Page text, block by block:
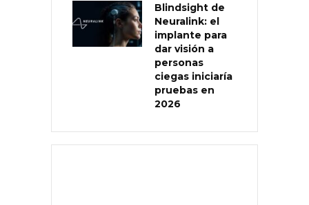
Blindsight de
Neuralink: el
implante para
dar visión a
personas
ciegas iniciaría
pruebas en
2026